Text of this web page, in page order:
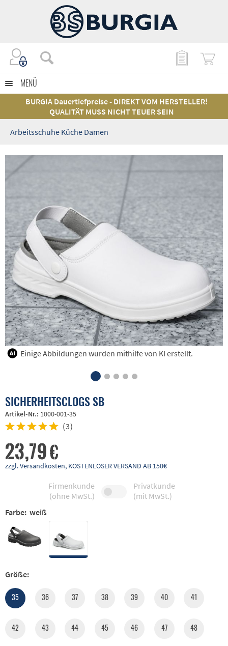
MENÜ
BURGIA Dauertiefpreise - DIREKT VOM HERSTELLER!
QUALITÄT MUSS NICHT TEUER SEIN
Arbeitsschuhe Küche Damen
Einige Abbildungen wurden mithilfe von KI erstellt.
SICHERHEITSCLOGS SB
Artikel-Nr.: 1000-001-35
(3)
23,79 €
zzgl. Versandkosten, KOSTENLOSER VERSAND AB 150€
Firmenkunde
(ohne MwSt.)
Privatkunde
(mit MwSt.)
Farbe: weiß
Größe:
35 36 37 38 39 40 41
42 43 44 45 46 47 48